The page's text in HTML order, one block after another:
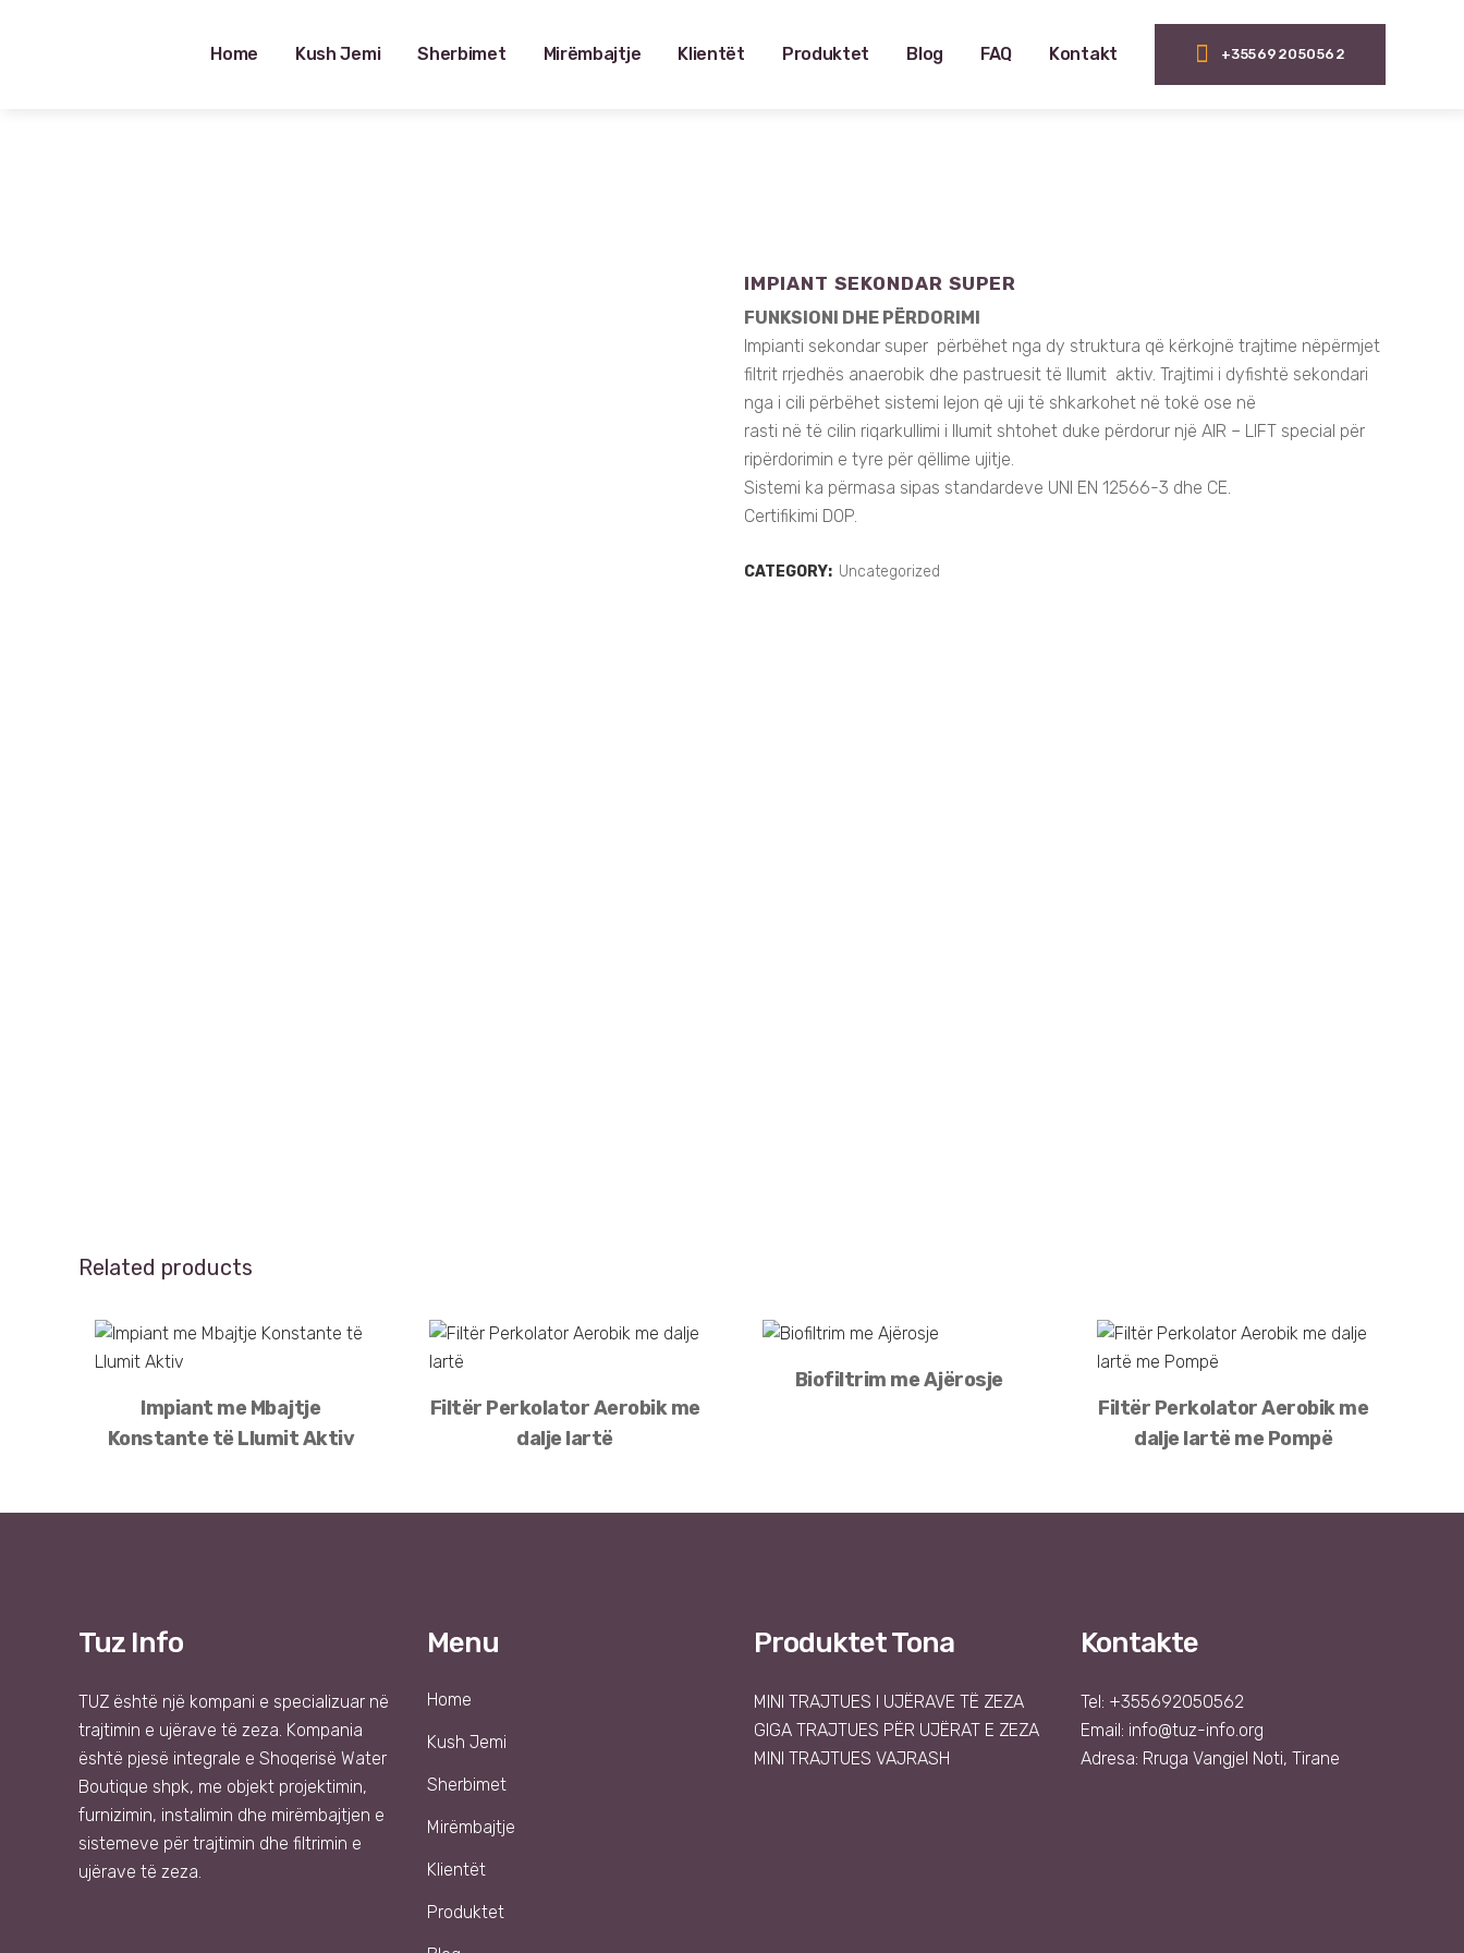
+355692050562
Home Kush Jemi Sherbimet Mirëmbajtje Klientët Produktet Blog FAQ Kontakt
IMPIANT SEKONDAR SUPER
FUNKSIONI DHE PËRDORIMI
Impianti sekondar super përbëhet nga dy struktura që kërkojnë trajtime nëpërmjet
filtrit rrjedhës anaerobik dhe pastruesit të llumit aktiv. Trajtimi i dyfishtë sekondari
nga i cili përbëhet sistemi lejon që uji të shkarkohet në tokë ose në
rasti në të cilin riqarkullimi i llumit shtohet duke përdorur një AIR – LIFT special për
ripërdorimin e tyre për qëllime ujitje.
Sistemi ka përmasa sipas standardeve UNI EN 12566-3 dhe CE.
Certifikimi DOP.
CATEGORY: Uncategorized
Related products
Impiant me Mbajtje
Konstante të Llumit Aktiv
Filtër Perkolator Aerobik me
dalje lartë
Biofiltrim me Ajërosje
Filtër Perkolator Aerobik me
dalje lartë me Pompë
Tuz Info
TUZ është një kompani e specializuar në
trajtimin e ujërave të zeza. Kompania
është pjesë integrale e Shoqerisë Water
Boutique shpk, me objekt projektimin,
furnizimin, instalimin dhe mirëmbajtjen e
sistemeve për trajtimin dhe filtrimin e
ujërave të zeza.
Menu
Home
Kush Jemi
Sherbimet
Mirëmbajtje
Klientët
Produktet
Produktet Tona
MINI TRAJTUES I UJËRAVE TË ZEZA
GIGA TRAJTUES PËR UJËRAT E ZEZA
MINI TRAJTUES VAJRASH
Kontakte
Tel: +355692050562
Email: info@tuz-info.org
Adresa: Rruga Vangjel Noti, Tirane